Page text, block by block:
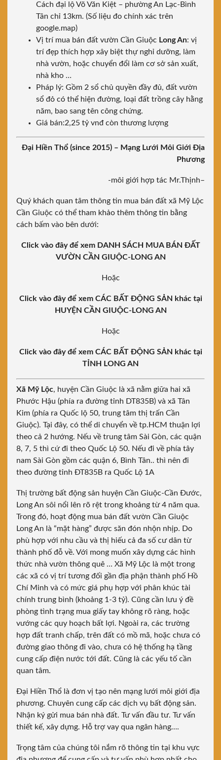
Cách đại lộ Võ Văn Kiệt – phường An Lạc-Bình
Tân chỉ 13km. (Số liệu đo chính xác trên
google.map)
Vị trí mua bán đất vườn Cần Giuộc Long An: vị
trí đẹp thích hợp xây biệt thự nghỉ dưỡng, làm
nhà vườn, hoặc chuyển đổi làm cơ sở sản xuất,
nhà kho …
Pháp lý: Gồm 2 sổ chủ quyền đầy đủ, đất vườn
sổ đỏ có thể hiện đường, loại đất trồng cây hằng
năm, bao sang tên công chứng.
Giá bán:2,25 tỷ vnđ còn thương lượng
Đại Hiền Thổ (since 2015) – Mạng Lưới Môi Giới Địa
Phương
-môi giới hợp tác Mr.Thịnh–
Quý khách quan tâm thông tin mua bán đất xã Mỹ Lộc
Cần Giuộc có thể tham khảo thêm thông tin bằng
cách bấm vào bên dưới:
Click vào đây để xem DANH SÁCH MUA BÁN ĐẤT
VƯỜN CẦN GIUỘC-LONG AN
Hoặc
Click vào đây để xem CÁC BẤT ĐỘNG SẢN khác tại
HUYỆN CẦN GIUỘC-LONG AN
Hoặc
Click vào đây để xem CÁC BẤT ĐỘNG SẢN khác tại
TỈNH LONG AN
Xã Mỹ Lộc, huyện Cần Giuộc là xã nằm giữa hai xã
Phước Hậu (phía ra đường tỉnh DT835B) và xã Tân
Kim (phía ra Quốc lộ 50, trung tâm thị trấn Cần
Giuộc). Tại đây, có thể di chuyển về tp.HCM thuận lợi
theo cả 2 hướng. Nếu về trung tâm Sài Gòn, các quận
8, 7, 5 thì cứ đi theo Quốc Lộ 50. Nếu đi về phía tây
nam Sài Gòn gồm các quận 6, Bình Tân.. thì nên đi
theo đường tỉnh ĐT835B ra Quốc Lộ 1A
Thị trường bất động sản huyện Cần Giuộc-Cần Đước,
Long An sôi nổi lên rõ rệt trong khoảng từ 4 năm qua.
Trong đó, hoạt động mua bán đất vườn Cần Giuộc
Long An là “mặt hàng” được săn đón nhộn nhịp. Do
phù hợp với nhu cầu và thị hiếu cả đa số cư dân từ
thành phố đỗ về. Với mong muốn xây dựng các hình
thức nhà vườn thông quê … Xã Mỹ Lộc là một trong
các xã có vị trí tương đối gần địa phận thành phố Hồ
Chí Minh và có mức giá phụ hợp với phân khúc tài
chính trung bình (khoảng 1-3 tỷ). Cũng cần lưu ý đề
phòng tình trạng mua giấy tay không rõ ràng, hoặc
vướng các quy hoạch bất lợi. Ngoài ra, các trường
hợp đất tranh chấp, trên đất có mồ mã, hoặc chưa có
đường giao thông đi vào, chưa có hệ thống hạ tầng
cung cấp điện nước tới đất. Cũng là các yếu tố cần
quan tâm.
Đại Hiền Thổ là đơn vị tạo nên mạng lưới môi giới địa
phương. Chuyên cung cấp các dịch vụ bất động sản.
Nhận ký gửi mua bán nhà đất. Tư vấn đầu tư. Tư vấn
thiết kế, xây dựng. Hỗ trợ vay qua ngân hàng….
Trọng tâm của chúng tôi nắm rõ thông tin tại khu vực